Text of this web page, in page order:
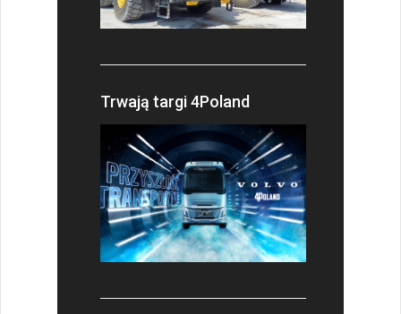
Trwają targi 4Poland